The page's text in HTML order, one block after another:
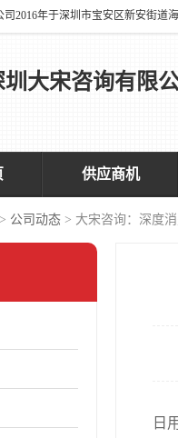
圳大宋咨询有限
供应商机
> 公司动态 > 大宋咨询：深度
日